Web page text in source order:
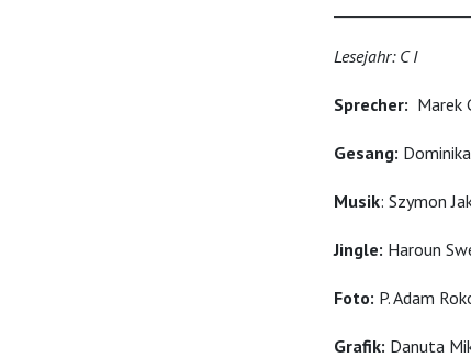
Lesejahr: C I
Sprecher: Marek
Gesang:
Musik: Szymon
Jingle: Haroun
Foto: P. Adam
Grafik: Danuta